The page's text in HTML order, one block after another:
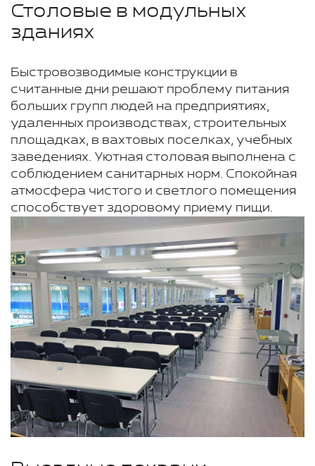
Столовые в модульных
зданиях
Быстровозводимые конструкции в
считанные дни решают проблему питания
больших групп людей на предприятиях,
удаленных производствах, строительных
площадках, в вахтовых поселках, учебных
заведениях. Уютная столовая выполнена с
соблюдением санитарных норм. Спокойная
атмосфера чистого и светлого помещения
способствует здоровому приему пищи.